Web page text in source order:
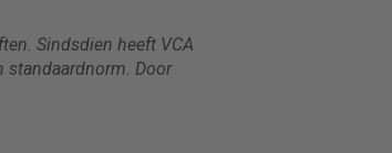
Sindsdien heeft VCA
standaardnorm. Door